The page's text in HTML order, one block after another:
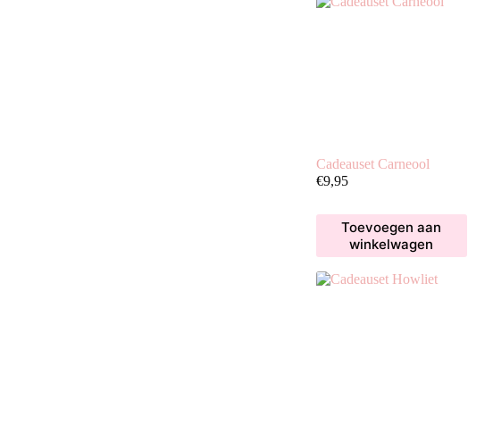
Cadeauset Carneool
€9,95
Toevoegen aan
winkelwagen